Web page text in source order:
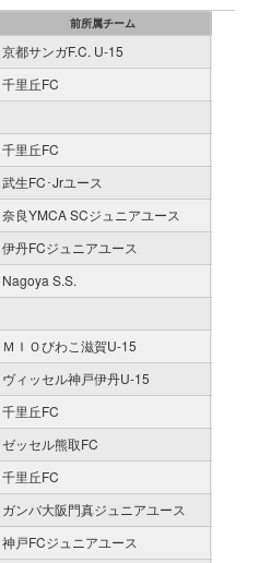
前所属チーム
京都サンガF.C. U-15
千里丘FC
千里丘FC
武生FC･Jrユース
奈良YMCA SCジュニアユース
伊丹FCジュニアユース
Nagoya S.S.
ＭＩＯびわこ滋賀U-15
ヴィッセル神戸伊丹U-15
千里丘FC
ゼッセル熊取FC
千里丘FC
ガンバ大阪門真ジュニアユース
神戸FCジュニアユース